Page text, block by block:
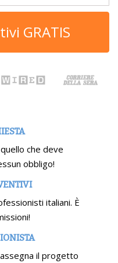
GRATIS
che deve
obbligo!
italiani. È
il progetto